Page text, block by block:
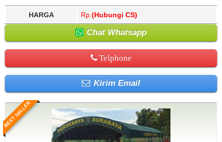
HARGA Rp. (Hubungi CS)
Chat Whatsapp
Telphone
Kirim Email
BEST SELLER